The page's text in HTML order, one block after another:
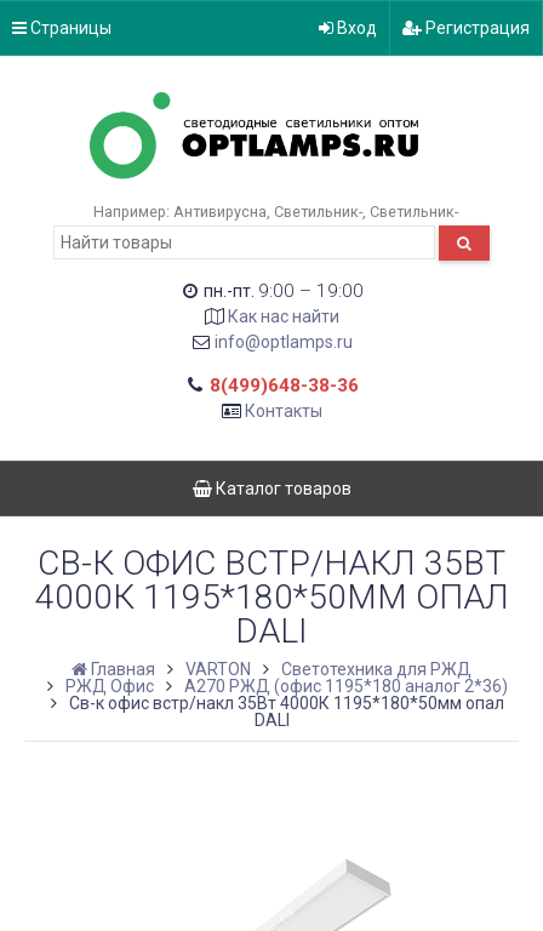
Страницы Вход Регистрация
Например: Антивирусна Светильник- Светильник-
пн.-пт. 9:00 – 19:00
Как нас найти
info@optlamps.ru
8(499)648-38-36
Контакты
Каталог товаров
СВ-К ОФИС ВСТР/НАКЛ 35ВТ
4000К 1195*180*50ММ ОПАЛ
DALI
Главная VARTON
Светотехника для РЖД
РЖД Офис
A270 РЖД (офис 1195*180 аналог 2*36)
Св-к офис встр/накл 35Вт 4000К 1195*180*50мм опал
DALI